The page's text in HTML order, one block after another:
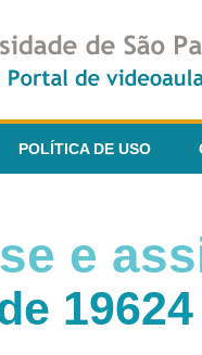
POLÍTICA DE USO
e